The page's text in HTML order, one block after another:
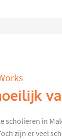
scholieren in
zijn er veel